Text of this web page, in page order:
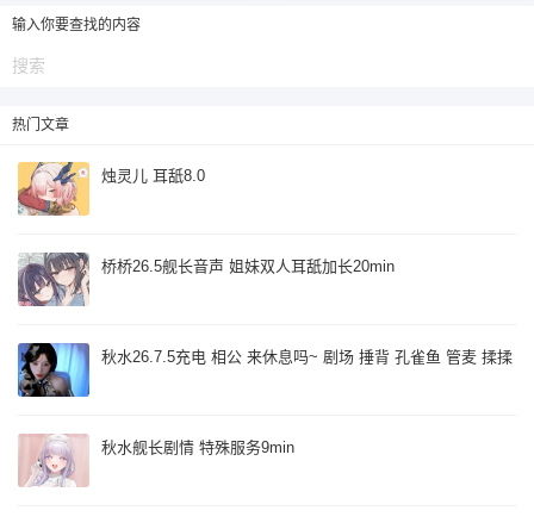
输入你要查找的内容
热门文章
烛灵儿 耳舐8.0
桥桥26.5舰长音声 姐妹双人耳舐加长20min
秋水26.7.5充电 相公 来休息吗~ 剧场 捶背 孔雀鱼 管麦 揉揉
秋水舰长剧情 特殊服务9min